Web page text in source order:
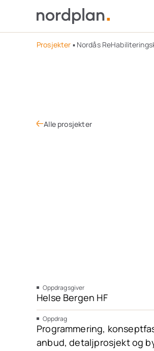
Prosjekter ▪ Nordås
Alle prosjekter
Oppdragsgiver
Helse Bergen HF
Oppdrag
Programmering,
anbud, detaljprosjekt og